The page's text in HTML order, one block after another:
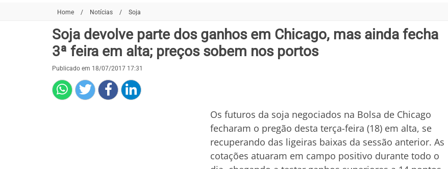
Home / Notícias / Soja
Soja devolve parte dos ganhos em Chicago, mas ainda fecha
3ª feira em alta; preços sobem nos portos
Publicado em 18/07/2017 17:31
Os futuros da soja negociados na Bolsa de Chicago
fecharam o pregão desta terça-feira (18) em alta, se
recuperando das ligeiras baixas da sessão anterior. As
cotações atuaram em campo positivo durante todo o